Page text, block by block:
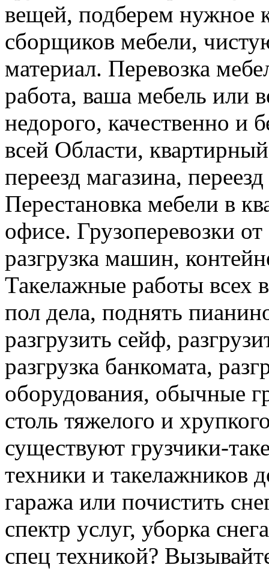
вещей, подберем нужное
сборщиков мебели,
материал. Перевозка
работа, ваша мебель или
недорого, качественно и
всей Области,
переезд магазина,
Перестановка мебели в
офисе. Грузоперевозки
разгрузка машин,
Такелажные работы всех
пол дела, поднять
разгрузить сейф,
разгрузка банкомата,
оборудования, обычные
столь тяжелого и
существуют грузчики-
техники и такелажников
гаража или почистить
спектр услуг, уборка
спец техникой?